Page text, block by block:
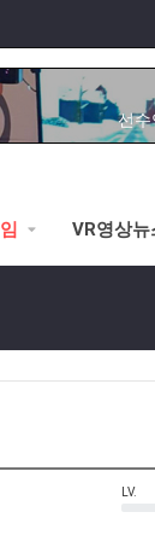
선수
VR영상뉴
LV.